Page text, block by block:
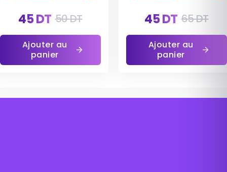
45DT 50DT
Ajouter au
panier
45DT 65DT
Ajouter au
panier